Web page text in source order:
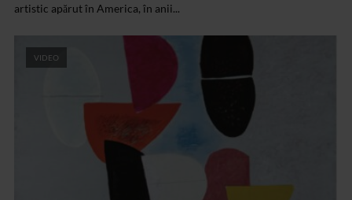
artistic apărut în America, în anii...
VIDEO